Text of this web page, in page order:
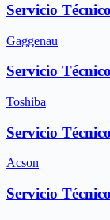
Servicio
Gaggenau
Servicio
Toshiba
Servicio
Acson
Servicio